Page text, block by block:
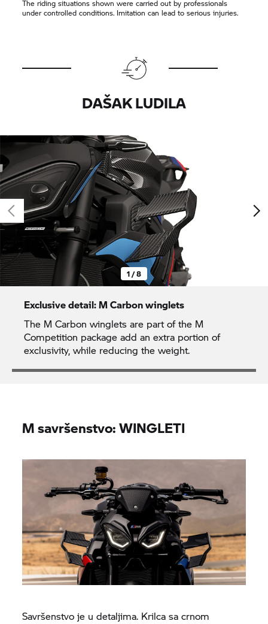
The riding situations shown were carried out by professionals
under controlled conditions. Imitation can lead to serious injuries.
DAŠAK LUDILA
1 / 8
Exclusive detail: M Carbon winglets
The M Carbon winglets are part of the M
Competition package add an extra portion of
exclusivity, while reducing the weight.
M savršenstvo: WINGLETI
Savršenstvo je u detaljima. Krilca sa crnom